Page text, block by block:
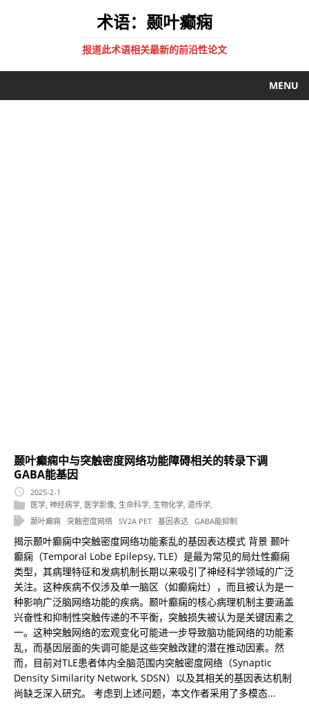
术语：颞叶癫痫
报道此术语相关最新的前沿性论文
MENU
颞叶癫痫中与突触密度网络功能障碍相关的转录下调
GABA能基因
2025-2-1
医学, 神经病学, 医学影像, 生命科学, 生物化学, 遗传学,
颞叶癫痫 突触密度网络 SV2A PET 基因表达 GABA能抑制
揭示颞叶癫痫中突触密度网络功能紊乱的基因表达模式 背景 颞叶
癫痫（Temporal Lobe Epilepsy, TLE）是最为常见的局灶性癫痫
类型，其病理特征和发病机制长期以来吸引了神经科学领域的广泛
关注。这种疾病不仅涉及单一脑区（如癫痫灶），而且被认为是一
种影响广泛脑网络功能的疾病。颞叶癫痫的核心病理机制主要涵盖
兴奋性和抑制性突触传递的不平衡，突触损失被认为是关键因素之
一。这种突触网络的宏观变化可能进一步导致脑功能网络的功能紊
乱，而基因层面的失调可能是这些突触改建的潜在推动因素。然
而，目前对TLE患者体内全脑范围内突触密度网络（Synaptic
Density Similarity Network, SDSN）以及其相关的基因表达机制
尚缺乏深入研究。 考虑到上述问题，本文作者采用了多模态...